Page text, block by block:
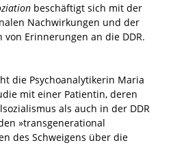
beschäftigt sich mit der
Nachwirkungen und der
Erinnerungen an die DDR.
die Psychoanalytikerin Maria
mit einer Patientin, deren
als auch in der DDR
»transgenerational
des Schweigens über die